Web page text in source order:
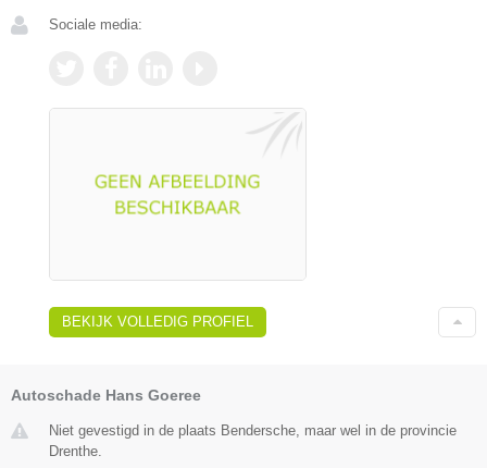
Sociale media:
BEKIJK VOLLEDIG PROFIEL
Autoschade Hans Goeree
Niet gevestigd in de plaats Bendersche, maar wel in de provincie
Drenthe.